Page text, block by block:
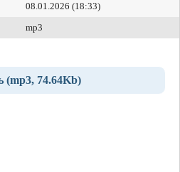
08.01.2026 (18:33)
mp3
(mp3, 74.64Kb)